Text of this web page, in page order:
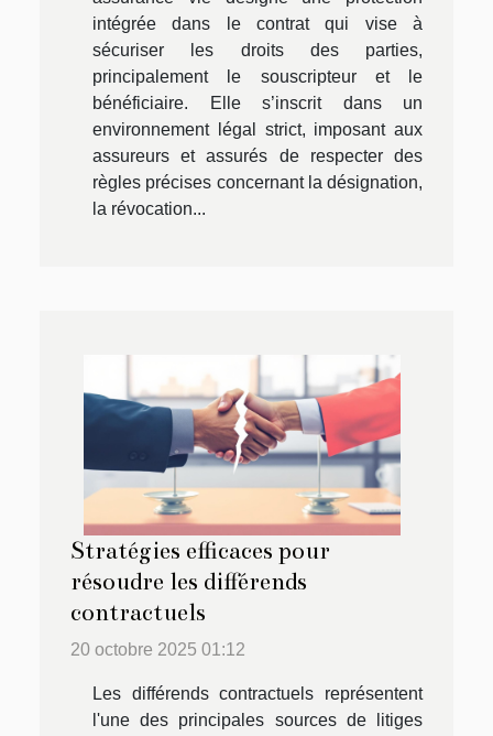
intégrée dans le contrat qui vise à
sécuriser les droits des parties,
principalement le souscripteur et le
bénéficiaire. Elle s’inscrit dans un
environnement légal strict, imposant aux
assureurs et assurés de respecter des
règles précises concernant la désignation,
la révocation...
Stratégies efficaces pour
résoudre les différends
contractuels
20 octobre 2025 01:12
Les différends contractuels représentent
l'une des principales sources de litiges